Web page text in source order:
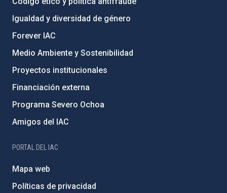
Igualdad y diversidad de género
Forever IAC
Medio Ambiente y Sostenibilidad
Proyectos institucionales
Financiación externa
Programa Severo Ochoa
Amigos del IAC
PORTAL DEL IAC
Mapa web
Políticas de privacidad